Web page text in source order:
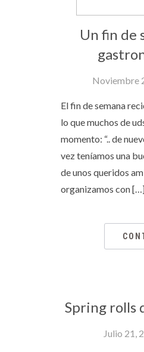
Un fin de
Noviembre
El fin de semana
lo que muchos de
momento: “.. de
vez teníamos una
de unos queridos
organizamos con
Spring rolls
Julio 21,